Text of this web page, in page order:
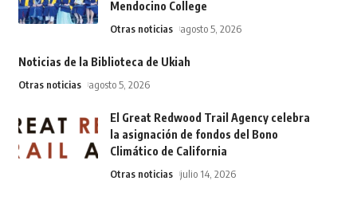
Mendocino College
Otras noticias agosto 5, 2026
Noticias de la Biblioteca de Ukiah
Otras noticias agosto 5, 2026
El Great Redwood Trail Agency celebra
la asignación de fondos del Bono
Climático de California
Otras noticias julio 14, 2026